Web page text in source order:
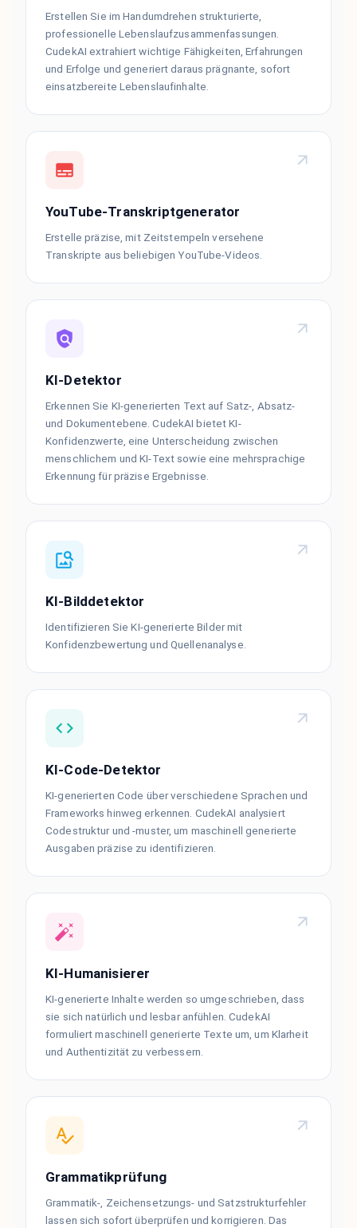
Erstellen Sie im Handumdrehen strukturierte,
professionelle Lebenslaufzusammenfassungen.
CudekAI extrahiert wichtige Fähigkeiten, Erfahrungen
und Erfolge und generiert daraus prägnante, sofort
einsatzbereite Lebenslaufinhalte.
YouTube-Transkriptgenerator
Erstelle präzise, mit Zeitstempeln versehene
Transkripte aus beliebigen YouTube-Videos.
KI-Detektor
Erkennen Sie KI-generierten Text auf Satz-, Absatz-
und Dokumentebene. CudekAI bietet KI-
Konfidenzwerte, eine Unterscheidung zwischen
menschlichem und KI-Text sowie eine mehrsprachige
Erkennung für präzise Ergebnisse.
KI-Bilddetektor
Identifizieren Sie KI-generierte Bilder mit
Konfidenzbewertung und Quellenanalyse.
KI-Code-Detektor
KI-generierten Code über verschiedene Sprachen und
Frameworks hinweg erkennen. CudekAI analysiert
Codestruktur und -muster, um maschinell generierte
Ausgaben präzise zu identifizieren.
KI-Humanisierer
KI-generierte Inhalte werden so umgeschrieben, dass
sie sich natürlich und lesbar anfühlen. CudekAI
formuliert maschinell generierte Texte um, um Klarheit
und Authentizität zu verbessern.
Grammatikprüfung
Grammatik-, Zeichensetzungs- und Satzstrukturfehler
lassen sich sofort überprüfen und korrigieren. Das